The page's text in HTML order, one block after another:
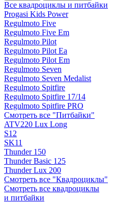
Все квадроциклы и питбайки
Progasi Kids Power
Regulmoto Five
Regulmoto Five Em
Regulmoto Pilot
Regulmoto Pilot Ea
Regulmoto Pilot Em
Regulmoto Seven
Regulmoto Seven Medalist
Regulmoto Spitfire
Regulmoto Spitfire 17/14
Regulmoto Spitfire PRO
Смотреть все "Питбайки"
ATV220 Lux Long
S12
SK11
Thunder 150
Thunder Basic 125
Thunder Lux 200
Смотреть все "Квадроциклы"
Смотреть все квадроциклы
и питбайки